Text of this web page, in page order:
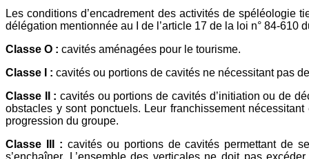
Les conditions d’encadrement des activités de
délégation mentionnée au I de l’article 17 de la loi n° 84-
Classe O : cavités aménagées pour le tourisme.
Classe I : cavités ou portions de cavités ne nécessitant pas
Classe II : cavités ou portions de cavités d’initiation ou de
obstacles y sont ponctuels. Leur franchissement
progression du groupe.
Classe III : cavités ou portions de cavités permettant de